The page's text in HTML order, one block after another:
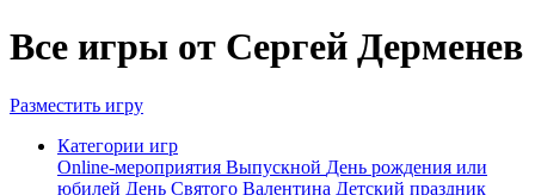
Все игры от Сергей Дерменев
Разместить игру
Категории игр
Online-мероприятия Выпускной День рождения или
юбилей День Святого Валентина Детский праздник